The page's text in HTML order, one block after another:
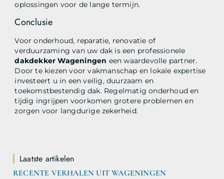
oplossingen voor de lange termijn.
Conclusie
Voor onderhoud, reparatie, renovatie of
verduurzaming van uw dak is een professionele
dakdekker Wageningen een waardevolle partner.
Door te kiezen voor vakmanschap en lokale expertise
investeert u in een veilig, duurzaam en
toekomstbestendig dak. Regelmatig onderhoud en
tijdig ingrijpen voorkomen grotere problemen en
zorgen voor langdurige zekerheid.
Laatste artikelen
RECENTE VERHALEN UIT WAGENINGEN